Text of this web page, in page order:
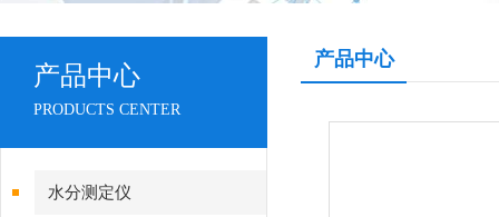
产品中心
PRODUCTS CENTER
水分测定仪
产品中心